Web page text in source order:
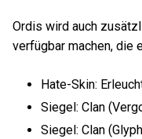
Ordis wird auch
verfügbar machen, die
Hate-Skin:
Siegel: Clan
Siegel: Clan